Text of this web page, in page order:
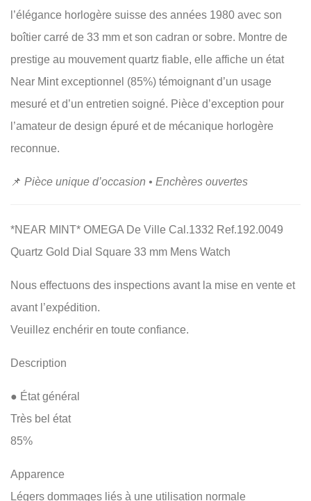
l’élégance horlogère suisse des années 1980 avec son
boîtier carré de 33 mm et son cadran or sobre. Montre de
prestige au mouvement quartz fiable, elle affiche un état
Near Mint exceptionnel (85%) témoignant d’un usage
mesuré et d’un entretien soigné. Pièce d’exception pour
l’amateur de design épuré et de mécanique horlogère
reconnue.
📌 Pièce unique d’occasion • Enchères ouvertes
*NEAR MINT* OMEGA De Ville Cal.1332 Ref.192.0049
Quartz Gold Dial Square 33 mm Mens Watch
Nous effectuons des inspections avant la mise en vente et
avant l’expédition.
Veuillez enchérir en toute confiance.
Description
● État général
Très bel état
85%
Apparence
Légers dommages liés à une utilisation normale